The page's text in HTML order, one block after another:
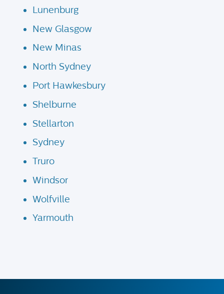
Lunenburg
New Glasgow
New Minas
North Sydney
Port Hawkesbury
Shelburne
Stellarton
Sydney
Truro
Windsor
Wolfville
Yarmouth